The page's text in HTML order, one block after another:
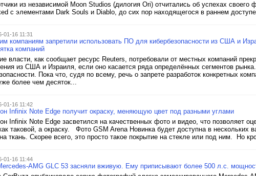
из независимой Moon Studios (дилогия Ori) отчитались об успехах своего
с элементами Dark Souls и Diablo, до сих пор находящегося в раннем
01-16 11:31
компаниям запретили использовать ПО для кибербезопасности из США и
компаний
власти, как сообщает ресурс Reuters, потребовали от местных компаний
из США и Израиля, если оно касается ряда определённых сегментов
Пока что, судя по всему, речь о запрете разработок конкретных
более чем десяток...
01-16 11:42
Infinix Note Edge получит окраску, меняющую цвет под разными углами
Infinix Note Edge засветился на качественных фото и видео, что позволяет
таковой, а окраску. Фото GSM Arena Новинка будет доступна в нескольких
ткань. Скорее всего, это просто такое покрытие на стекле или под ним. Но
01-16 11:44
AMG GLC 53 засняли вживую. Ему приписывают более 500 л.с.